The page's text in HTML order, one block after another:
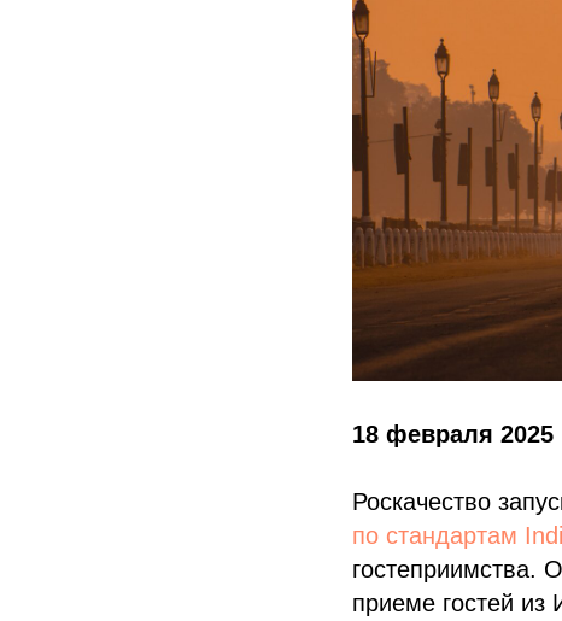
18 февраля 2025
Роскачество
по стандартам
гостеприимства.
приеме гостей из